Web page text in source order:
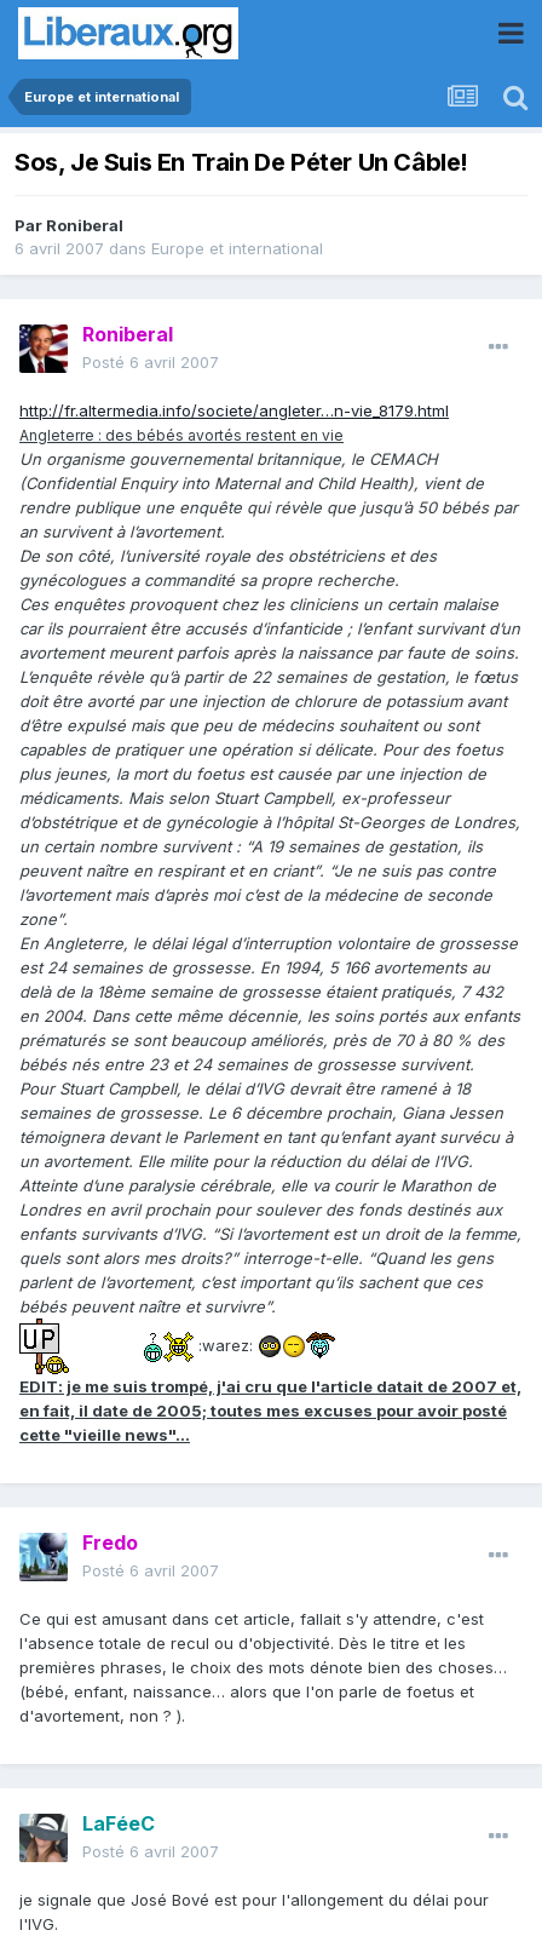
Europe et international
Sos, Je Suis En Train De Péter Un Câble!
Par Roniberal
6 avril 2007 dans Europe et international
Roniberal
Posté 6 avril 2007
http://fr.altermedia.info/societe/angleter…n-vie_8179.html
Angleterre : des bébés avortés restent en vie
Un organisme gouvernemental britannique, le CEMACH
(Confidential Enquiry into Maternal and Child Health), vient de
rendre publique une enquête qui révèle que jusqu’à 50 bébés par
an survivent à l’avortement.
De son côté, l’université royale des obstétriciens et des
gynécologues a commandité sa propre recherche.
Ces enquêtes provoquent chez les cliniciens un certain malaise
car ils pourraient être accusés d’infanticide ; l’enfant survivant d’un
avortement meurent parfois après la naissance par faute de soins.
L’enquête révèle qu’à partir de 22 semaines de gestation, le fœtus
doit être avorté par une injection de chlorure de potassium avant
d’être expulsé mais que peu de médecins souhaitent ou sont
capables de pratiquer une opération si délicate. Pour des foetus
plus jeunes, la mort du foetus est causée par une injection de
médicaments. Mais selon Stuart Campbell, ex-professeur
d’obstétrique et de gynécologie à l’hôpital St-Georges de Londres,
un certain nombre survivent : “A 19 semaines de gestation, ils
peuvent naître en respirant et en criant”. “Je ne suis pas contre
l’avortement mais d’après moi c’est de la médecine de seconde
zone”.
En Angleterre, le délai légal d’interruption volontaire de grossesse
est 24 semaines de grossesse. En 1994, 5 166 avortements au
delà de la 18ème semaine de grossesse étaient pratiqués, 7 432
en 2004. Dans cette même décennie, les soins portés aux enfants
prématurés se sont beaucoup améliorés, près de 70 à 80 % des
bébés nés entre 23 et 24 semaines de grossesse survivent.
Pour Stuart Campbell, le délai d’IVG devrait être ramené à 18
semaines de grossesse. Le 6 décembre prochain, Giana Jessen
témoignera devant le Parlement en tant qu’enfant ayant survécu à
un avortement. Elle milite pour la réduction du délai de l’IVG.
Atteinte d’une paralysie cérébrale, elle va courir le Marathon de
Londres en avril prochain pour soulever des fonds destinés aux
enfants survivants d’IVG. “Si l’avortement est un droit de la femme,
quels sont alors mes droits?” interroge-t-elle. “Quand les gens
parlent de l’avortement, c’est important qu’ils sachent que ces
bébés peuvent naître et survivre”.
:warez:
EDIT: je me suis trompé, j'ai cru que l'article datait de 2007 et,
en fait, il date de 2005; toutes mes excuses pour avoir posté
cette "vieille news"…
Fredo
Posté 6 avril 2007
Ce qui est amusant dans cet article, fallait s'y attendre, c'est
l'absence totale de recul ou d'objectivité. Dès le titre et les
premières phrases, le choix des mots dénote bien des choses…
(bébé, enfant, naissance… alors que l'on parle de foetus et
d'avortement, non ? ).
LaFéeC
Posté 6 avril 2007
je signale que José Bové est pour l'allongement du délai pour
l'IVG.